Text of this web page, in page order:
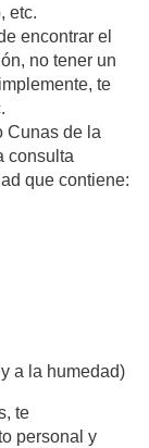
etc.
encontrar el
no tener un
te
de la
consulta
que contiene:
a la humedad)
te
personal y